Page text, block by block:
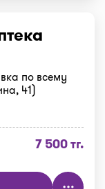
по всему
41)
7 500 тг.